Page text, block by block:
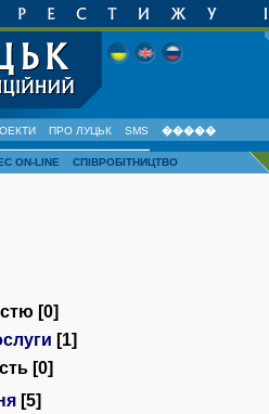
ПРО ЛУЦЬК SMS �����
ON-LINE СПІВРОБІТНИЦТВО
[0]
[1]
[0]
[5]